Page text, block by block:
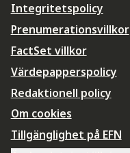
Integritetspolicy
Prenumerationsvillkor
FactSet villkor
Värdepapperspolicy
Redaktionell policy
Om cookies
Tillgänglighet på EFN